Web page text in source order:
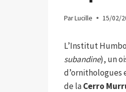
ParLucille 15/02/
L’Institut
subandine), un
d’ornithologues
de laCerro